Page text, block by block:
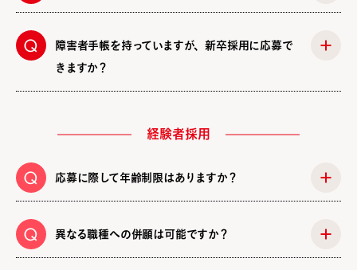
障害者手帳を持っていますが、新卒採用に応募で
きますか？
経験者採用
応募に際して年齢制限はありますか？
異なる職種への併願は可能ですか？